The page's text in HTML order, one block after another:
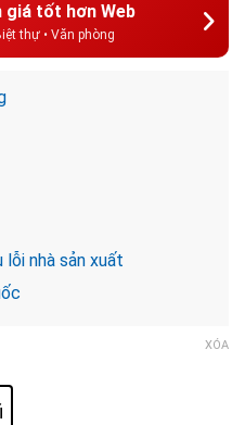
giá tốt hơn Web
thự • Văn phòng
nhà sản xuất
XÓA